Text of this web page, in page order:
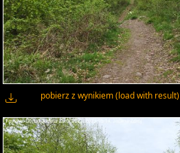
pobierz z wynikiem (load with result)